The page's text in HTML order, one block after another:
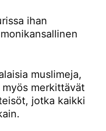
ihan
muslimeja,
merkittävät
jotka kaikki